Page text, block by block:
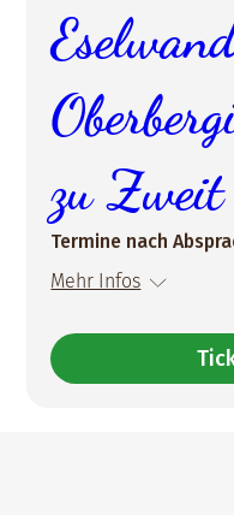
zu Zweit
Termine nach
Mehr Infos